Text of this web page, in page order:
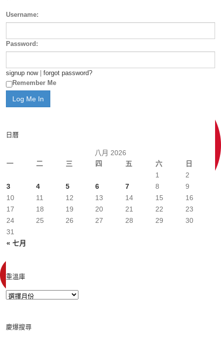
Username:
Password:
signup now| forgot password?
Remember Me
日曆
八月 2026
一
二 三 四 五 六 日
« 七月
1
2
3
4 5 6 7 8
9
10
11 12 13 14 15
16
17
18 19 20 21 22
23
24
25 26 27 28 29
30
31
重溫庫
慶爆搜尋